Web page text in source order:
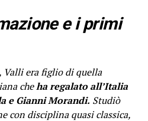
e i primi
Valli era figlio di quella
cheha regalato all’Italia
e Gianni Morandi. Studiò
con disciplina quasi classica,